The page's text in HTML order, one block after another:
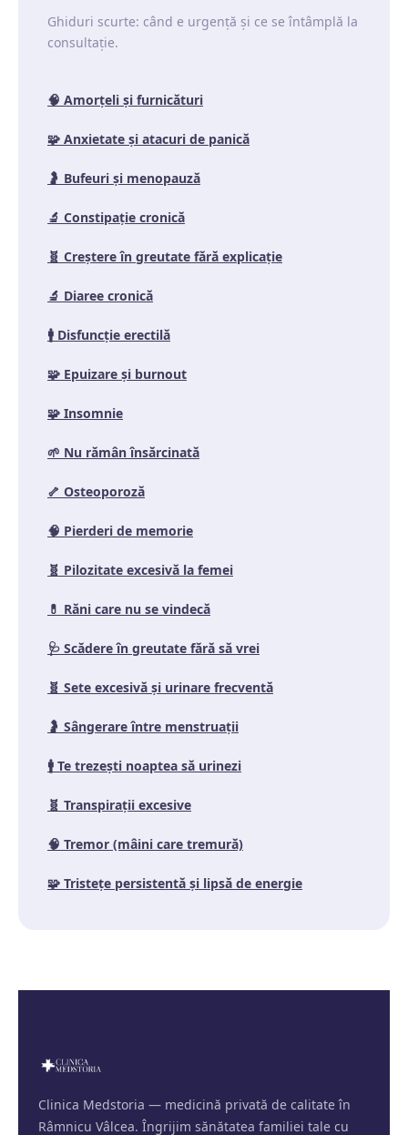
Ghiduri scurte: când e urgență și ce se întâmplă la
consultație.
🧠 Amorțeli și furnicături
🧩 Anxietate și atacuri de panică
🤰 Bufeuri și menopauză
🔬 Constipație cronică
🧬 Creștere în greutate fără explicație
🔬 Diaree cronică
🚹 Disfuncție erectilă
🧩 Epuizare și burnout
🧩 Insomnie
🌱 Nu rămân însărcinată
🦴 Osteoporoză
🧠 Pierderi de memorie
🧬 Pilozitate excesivă la femei
💊 Răni care nu se vindecă
🩺 Scădere în greutate fără să vrei
🧬 Sete excesivă și urinare frecventă
🤰 Sângerare între menstruații
🚹 Te trezești noaptea să urinezi
🧬 Transpirații excesive
🧠 Tremor (mâini care tremură)
🧩 Tristețe persistentă și lipsă de energie
Clinica Medstoria — medicină privată de calitate în
Râmnicu Vâlcea. Îngrijim sănătatea familiei tale cu